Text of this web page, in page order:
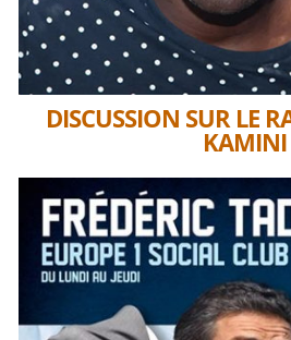
DISCUSSION SUR LE
KAMINI